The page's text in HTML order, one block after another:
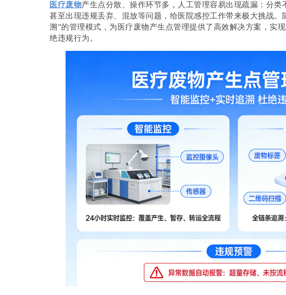
医疗废物产生点分散、操作环节多，人工管理容易出现疏漏：分类
甚至出现违规丢弃、混放等问题，给医院感控工作带来极大挑战。
溯”的管理模式，为医疗废物产生点管理提供了高效解决方案，实
绝违规行为。